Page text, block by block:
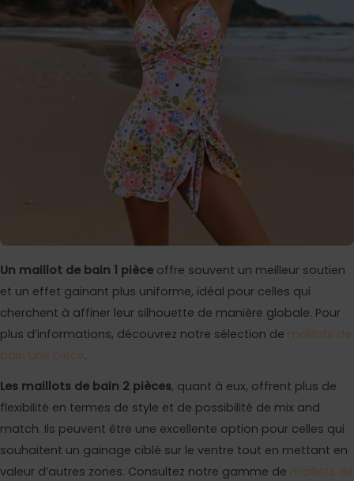
Un maillot de bain 1 pièce offre souvent un meilleur soutien
et un effet gainant plus uniforme, idéal pour celles qui
cherchent à affiner leur silhouette de manière globale. Pour
plus d’informations, découvrez notre sélection de maillots de
bain une pièce.
Les maillots de bain 2 pièces, quant à eux, offrent plus de
flexibilité en termes de style et de possibilité de mix and
match. Ils peuvent être une excellente option pour celles qui
souhaitent un gainage ciblé sur le ventre tout en mettant en
valeur d’autres zones. Consultez notre gamme de maillots de